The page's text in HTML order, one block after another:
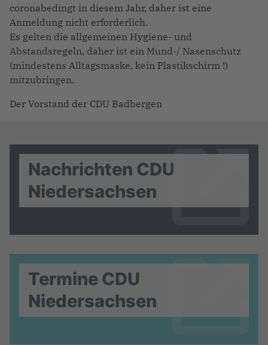
coronabedingt in diesem Jahr, daher ist eine
Anmeldung nicht erforderlich.
Es gelten die allgemeinen Hygiene- und
Abstandsregeln, daher ist ein Mund-/ Nasenschutz
(mindestens Alltagsmaske, kein Plastikschirm !)
mitzubringen.
Der Vorstand der CDU Badbergen
Nachrichten CDU
Niedersachsen
Termine CDU
Niedersachsen